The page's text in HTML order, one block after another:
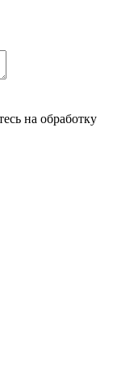
на обработку